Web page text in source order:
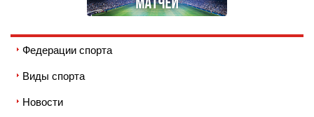
Федерации спорта
Виды спорта
Новости